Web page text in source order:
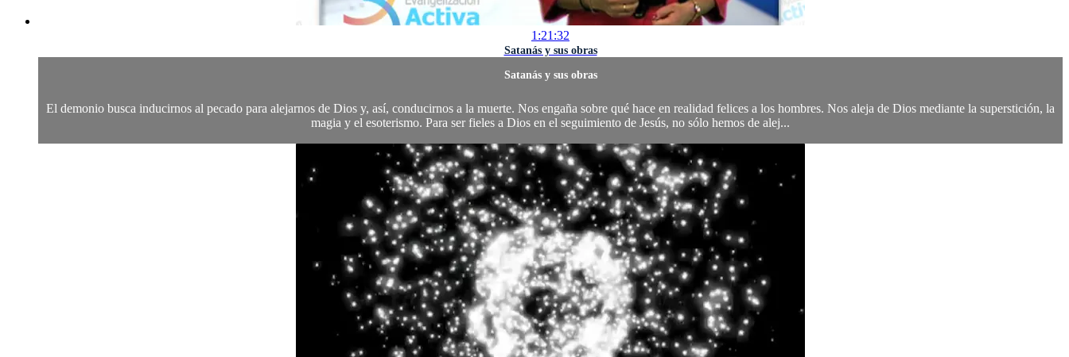
1:21:32
Satanás y sus obras
Satanás y sus obras
El demonio busca inducirnos al pecado para alejarnos de Dios y, así, conducirnos a la muerte. Nos engaña sobre qué hace en realidad felices a los hombres. Nos aleja de Dios mediante la superstición, la
magia y el esoterismo. Para ser fieles a Dios en el seguimiento de Jesús, no sólo hemos de alej...